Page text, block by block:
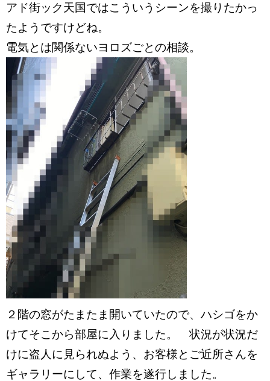
アド街ック天国ではこういうシーンを撮りたかっ
たようですけどね。
電気とは関係ないヨロズごとの相談。
２階の窓がたまたま開いていたので、ハシゴをか
けてそこから部屋に入りました。 状況が状況だ
けに盗人に見られぬよう、お客様とご近所さんを
ギャラリーにして、作業を遂行しました。